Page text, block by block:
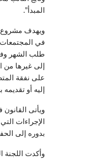
المبدأ”.
ويهدف مشروع
في المجتمعات
طلب الشهر
إلى غيرها من
على نفقة
إليه أو
ويأتى
الإجراءات
بدوره إلى
وأكدت اللجنة